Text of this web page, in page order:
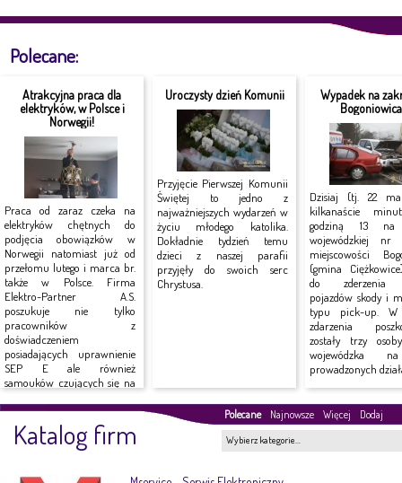
Polecane:
Atrakcyjna praca dla
elektryków, w Polsce i
Norwegii!
Praca od zaraz czeka na
elektryków chętnych do
podjęcia obowiązków w
Norwegii natomiast już od
przełomu lutego i marca br.
także w Polsce. Firma
Elektro-Partner A.S.
poszukuje nie tylko
pracowników z
doświadczeniem
posiadających uprawnienie
SEP E ale również
samouków czujących się na
Uroczysty dzień Komunii
Przyjęcie Pierwszej Komunii
Świętej to jedno z
najważniejszych wydarzeń w
życiu młodego katolika.
Dokładnie tydzień temu
dzieci z naszej parafii
przyjęły do swoich serc
Chrystusa.
Wypadek na
Dzisiaj (tj. 22
kilkanaście
godziną 13 na
wojewódzkiej
miejscowości
(gmina
do zderzenia
pojazdów skody i
typu pick-up. W
zdarzenia
zostały trzy
wojewódzka
prowadzonych
Polecane Najnowsze Więcej Dodaj
Katalog firm Wybierz kategorie…